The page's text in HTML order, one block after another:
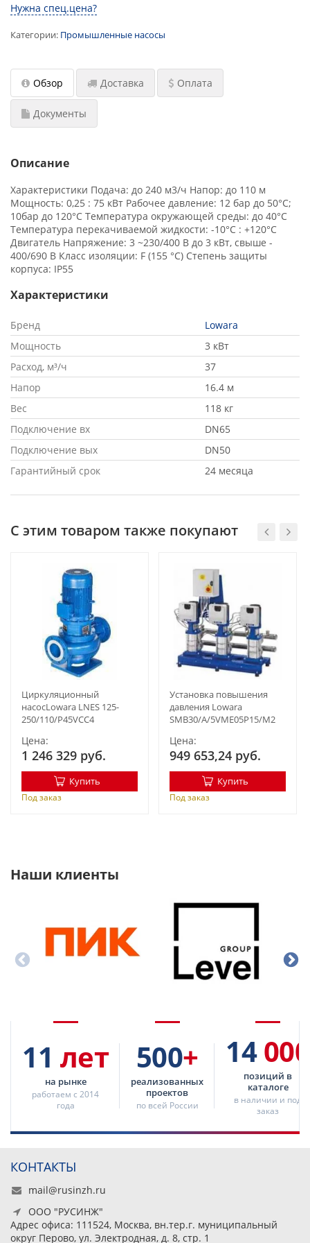
(установки)
Проектирование насосных установок
Мембранные расширительные баки:
конструкция, принцип действия, выбор
Водонагреватель для современного жилого
многоквартирного дома и здания
Водонагреватели для душевых
​ Промышленные насосные станции с
резервуарами
Подбор аккумуляторов холода для ЦОД
Обновленный калькулятор для подбора
промышленного электрического
Водонагреватели для стадионов и спортзалов
Промышленный водонагреватель для цеха
Промышленные водонагреватели для
многоквартирных домов
Водонагреватель для фитнесс-центра и ФОК
Водонагреватель для гостиницы
Схема подключения бойлера (водонагревателя)
Нужна спец.цена?
Категории: Промышленные насосы
Обзор Доставка Оплата
Документы
Описание
Характеристики Подача: до 240 м3/ч Напор: до 110 м
Мощность: 0,25 : 75 кВт Рабочее давление: 12 бар до 50°C;
10бар до 120°C Температура окружающей среды: до 40°C
Температура перекачиваемой жидкости: -10°C : +120°C
Двигатель Напряжение: 3 ~230/400 В до 3 кВт, свыше -
400/690 В Класс изоляции: F (155 °C) Степень защиты
корпуса: IP55
Характеристики
Бренд
Lowara
Мощность
3 кВт
Расход, м³/ч
37
Напор
16.4 м
Вес
118 кг
Подключение вх
DN65
Подключение вых
DN50
Гарантийный срок
24 месяца
С этим товаром также покупают
Циркуляционный
насосLowara LNES 125-
250/110/P45VCC4
Цена:
1 246 329 руб.
Купить
Под заказ
Установка повышения
давления Lowara
SMB30/A/5VME05P15/M2
Цена:
949 653,24 руб.
Купить
Под заказ
Наши клиенты
11 лет
на рынке
работаем с 2014
года
500+
реализованных
проектов
по всей России
14000
позиций в
каталоге
в наличии и под
заказ
КОНТАКТЫ
mail@rusinzh.ru
ООО "РУСИНЖ"
Адрес офиса: 111524, Москва, вн.тер.г. муниципальный
округ Перово, ул. Электродная, д. 8, стр. 1